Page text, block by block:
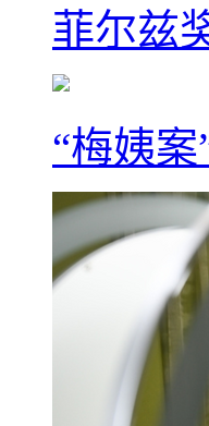
菲尔兹
“梅姨